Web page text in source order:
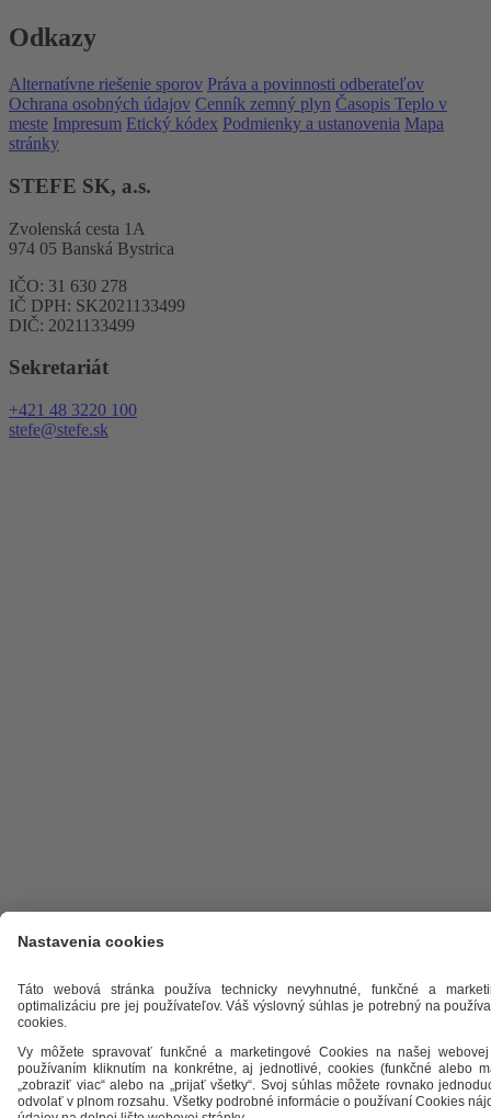
Odkazy
Alternatívne riešenie sporov Práva a povinnosti odberateľov
Ochrana osobných údajov Cenník zemný plyn Časopis Teplo v
meste Impresum Etický kódex Podmienky a ustanovenia Mapa
stránky
STEFE SK, a.s.
Zvolenská cesta 1A
974 05 Banská Bystrica
IČO: 31 630 278
IČ DPH: SK2021133499
DIČ: 2021133499
Sekretariát
+421 48 3220 100
stefe@stefe.sk